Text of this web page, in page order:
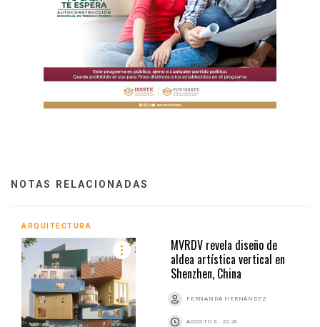
NOTAS RELACIONADAS
ARQUITECTURA
MVRDV revela diseño de
aldea artística vertical en
Shenzhen, China
FERNANDA HERNÁNDEZ
AGOSTO 6, 2026